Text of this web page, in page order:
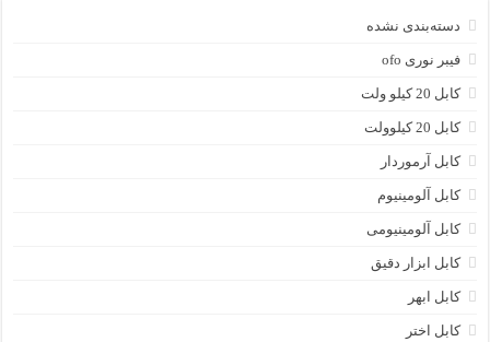
دسته‌بندی نشده
فیبر نوری ofo
کابل 20 کیلو ولت
کابل 20 کیلوولت
کابل آرموردار
کابل آلومینیوم
کابل آلومینیومی
کابل ابزار دقیق
کابل ابهر
کابل اختر